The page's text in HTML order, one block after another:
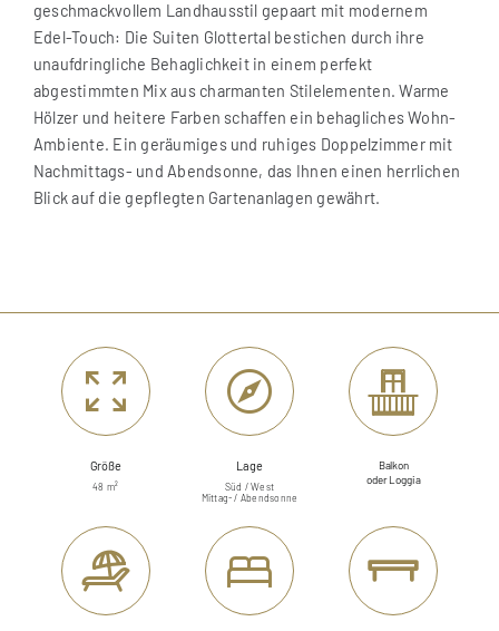
geschmackvollem Landhausstil gepaart mit modernem
Edel-Touch: Die Suiten Glottertal bestichen durch ihre
unaufdringliche Behaglichkeit in einem perfekt
abgestimmten Mix aus charmanten Stilelementen. Warme
Hölzer und heitere Farben schaffen ein behagliches Wohn-
Ambiente. Ein geräumiges und ruhiges Doppelzimmer mit
Nachmittags- und Abendsonne, das Ihnen einen herrlichen
Blick auf die gepflegten Gartenanlagen gewährt.
Größe
48 m²
Lage
Süd / West
Mittag- / Abendsonne
Balkon
oder Loggia